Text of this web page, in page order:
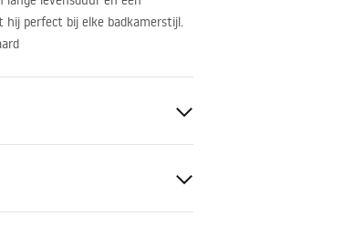
hij perfect bij elke badkamerstijl.